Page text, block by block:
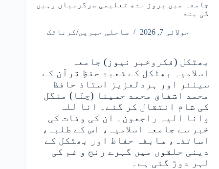
جامعہ میں بروز بدھ تعلیمی سرگرمیاں رہیں
گی بند
جولائی 7, 2026 ساحلی خبریں/کرناٹک
بھٹکل (فکروخبر نیوز) جامعہ
اسلامیہ بھٹکل کے شعبۂ حفظِ قرآن کے
سینئر اور ہردلعزیز استاذ حافظ
محمد اشفاق محمد حسینا (چنّا) منگل
کی شام انتقال کر گئے۔ انا للہ
وانا الیہ راجعون۔ ان کی وفات کی
خبر سے جامعہ اسلامیہ، اس کے طلبہ،
اساتذہ، سابقہ حفاظ اور بھٹکل کے
دینی حلقوں میں گہرے رنج و غم کی
لہر دوڑ گئی ہے۔